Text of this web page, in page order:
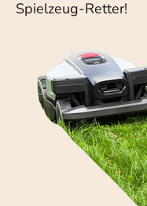
Spielzeug-Retter!